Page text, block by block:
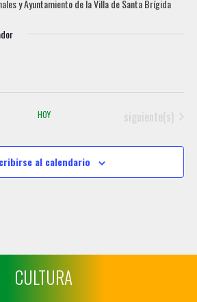
y Ayuntamiento de la Villa de Santa Brígida
HOY Eventos
siguiente(s)
al calendario
CULTURA